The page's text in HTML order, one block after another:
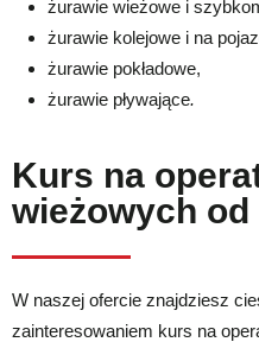
żurawie wieżowe i
żurawie kolejowe i na
żurawie pokładowe,
żurawie pływające.
Kurs na
wieżowych od
W naszej ofercie znajdziesz
zainteresowaniem kurs na